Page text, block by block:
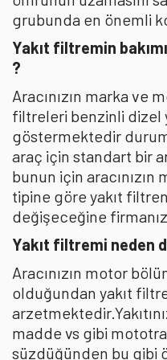
grubunda en önemli
Yakıt filtremin
?
Aracınızın marka ve
filtreleri benzinli dizel
göstermektedir
araç için standart bir
bunun için aracınızın
tipine göre yakıt
değişeceğine
Yakıt filtremi neden
Aracınızın motor
olduğundan yakıt
madde vs gibi
süzdüğünden bu gibi